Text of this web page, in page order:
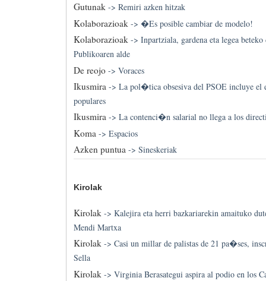
Gutunak-> Remiri azken hitzak
Kolaborazioak -> �Es posible cambiar de modelo!
Kolaborazioak-> Inpartziala, gardena eta legea
Publikoaren alde
De reojo-> Voraces
Ikusmira-> La pol�tica obsesiva del PSOE incluye el
populares
Ikusmira-> La contenci�n salarial no llega a los
Koma -> Espacios
Azken puntua-> Sineskeriak
Kirolak
Kirolak-> Kalejira eta herri bazkariarekin amaituko
Mendi Martxa
Kirolak-> Casi un millar de palistas de 21 pa�ses,
Sella
Kirolak -> Virginia Berasategui aspira al podio en los